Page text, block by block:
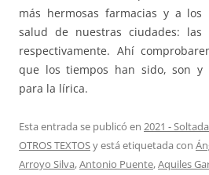
más hermosas farmacias y a
salud de nuestras ciudades: las
respectivamente. Ahí
que los tiempos han sido, son y
para la lírica.
Esta entrada se publicó en 2021 -
OTROS TEXTOSy está etiquetada con
Arroyo Silva,Antonio Puente,Aquiles